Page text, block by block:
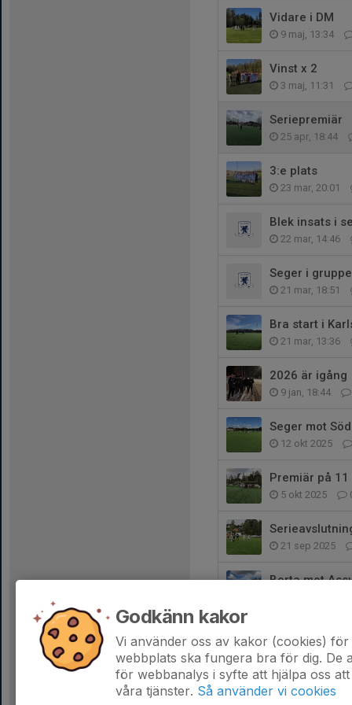
Vidare i DM
9 maj, 13:34
Vinst x 2
3 maj, 11:31
Seriepremiär
25 apr, 18:44
3:e plats
23 mar, 20:01
Blek insats i
22 mar, 14:46
Seger i
21 mar, 18:51
Bra start i
21 mar, 13:36
2026 är igång
9 jan, 18:44
Seger mot
12 okt 2025
Premiär på 11
5 okt 2025
21 sep 2025
Borta mot
25 aug 2025
Godkänn kakor
Vi använder oss av kakor (cookies)
webbplats ska fungera bra för dig. De
för webbanalys i syfte att hjälpa oss
våra tjänster. Så använder vi cookies